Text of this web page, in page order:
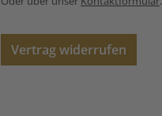
Vertrag widerrufen